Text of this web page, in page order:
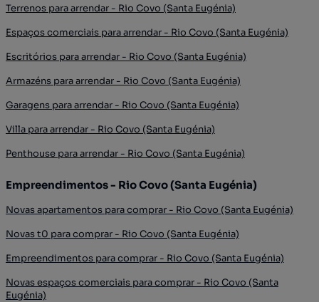
Terrenos para arrendar - Rio Covo (Santa Eugénia)
Espaços comerciais para arrendar - Rio Covo (Santa Eugénia)
Escritórios para arrendar - Rio Covo (Santa Eugénia)
Armazéns para arrendar - Rio Covo (Santa Eugénia)
Garagens para arrendar - Rio Covo (Santa Eugénia)
Villa para arrendar - Rio Covo (Santa Eugénia)
Penthouse para arrendar - Rio Covo (Santa Eugénia)
Empreendimentos - Rio Covo (Santa Eugénia)
Novas apartamentos para comprar - Rio Covo (Santa Eugénia)
Novas t0 para comprar - Rio Covo (Santa Eugénia)
Empreendimentos para comprar - Rio Covo (Santa Eugénia)
Novas espaços comerciais para comprar - Rio Covo (Santa
Eugénia)